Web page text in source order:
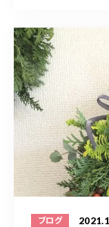
ブログ